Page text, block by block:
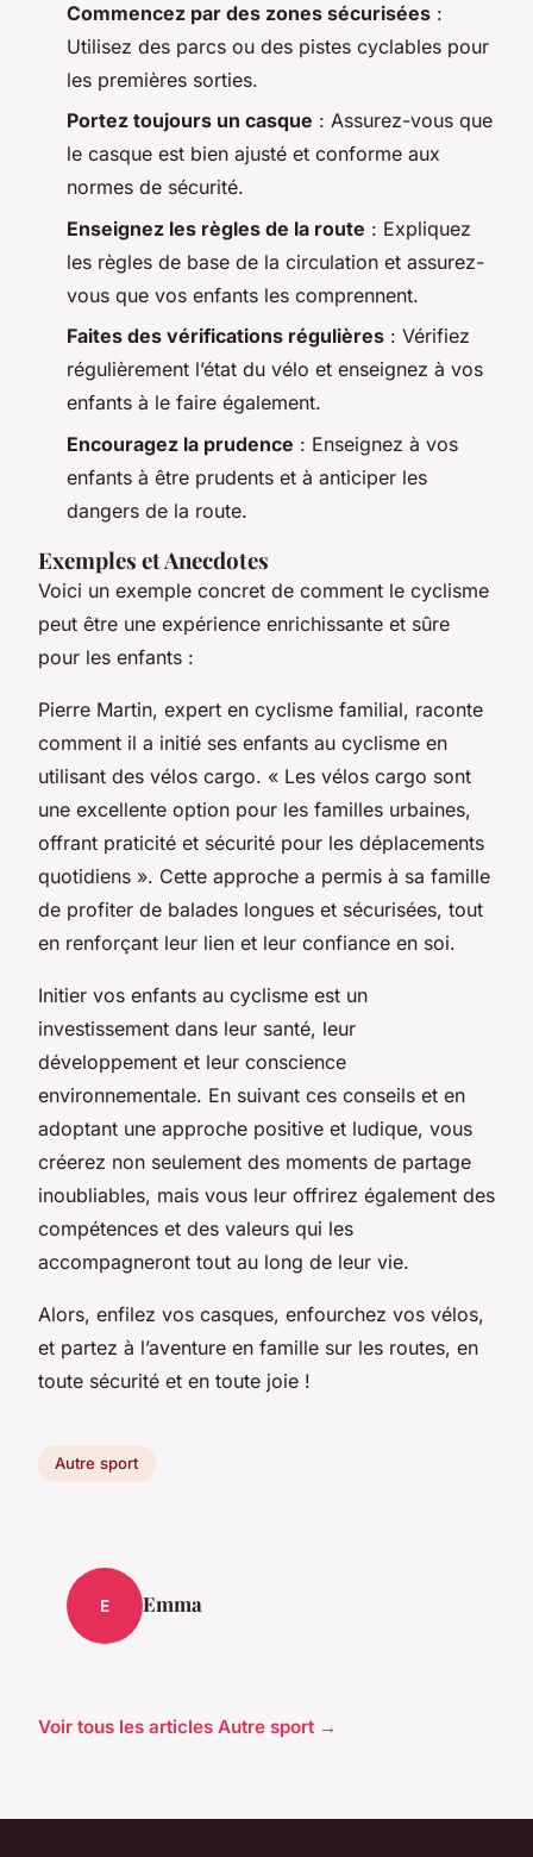
Commencez par des zones sécurisées :
Utilisez des parcs ou des pistes cyclables pour
les premières sorties.
Portez toujours un casque : Assurez-vous que
le casque est bien ajusté et conforme aux
normes de sécurité.
Enseignez les règles de la route : Expliquez
les règles de base de la circulation et assurez-
vous que vos enfants les comprennent.
Faites des vérifications régulières : Vérifiez
régulièrement l’état du vélo et enseignez à vos
enfants à le faire également.
Encouragez la prudence : Enseignez à vos
enfants à être prudents et à anticiper les
dangers de la route.
Exemples et Anecdotes
Voici un exemple concret de comment le cyclisme
peut être une expérience enrichissante et sûre
pour les enfants :
Pierre Martin, expert en cyclisme familial, raconte
comment il a initié ses enfants au cyclisme en
utilisant des vélos cargo. « Les vélos cargo sont
une excellente option pour les familles urbaines,
offrant praticité et sécurité pour les déplacements
quotidiens ». Cette approche a permis à sa famille
de profiter de balades longues et sécurisées, tout
en renforçant leur lien et leur confiance en soi.
Initier vos enfants au cyclisme est un
investissement dans leur santé, leur
développement et leur conscience
environnementale. En suivant ces conseils et en
adoptant une approche positive et ludique, vous
créerez non seulement des moments de partage
inoubliables, mais vous leur offrirez également des
compétences et des valeurs qui les
accompagneront tout au long de leur vie.
Alors, enfilez vos casques, enfourchez vos vélos,
et partez à l’aventure en famille sur les routes, en
toute sécurité et en toute joie !
Autre sport
E Emma
Voir tous les articles Autre sport →